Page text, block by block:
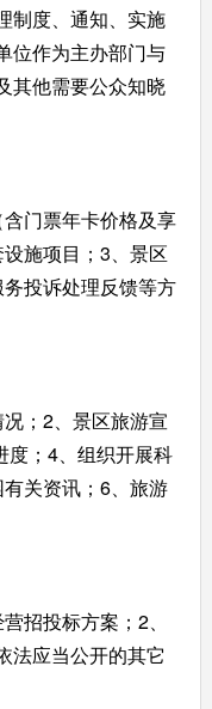
度、通知、实施
位作为主办部门与
其他需要公众知晓
门票年卡价格及享
施项目；3、景区
投诉处理反馈等方
；2、景区旅游宣
度；4、组织开展科
关资讯；6、旅游
投标方案；2、
法应当公开的其它